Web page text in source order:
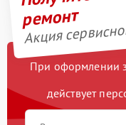
ремонт
Акция
При оформлении
действует